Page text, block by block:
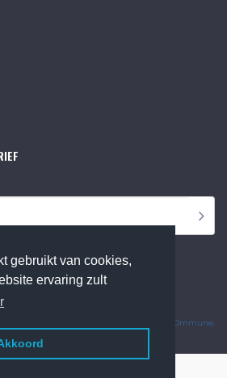
gebruikt van cookies,
ervaring zult
rechten voorbehouden.
Ommune